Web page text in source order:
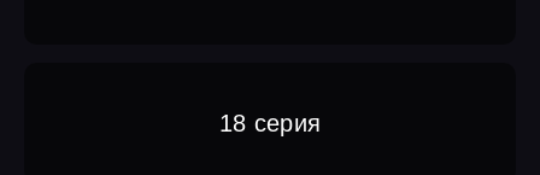
18 серия